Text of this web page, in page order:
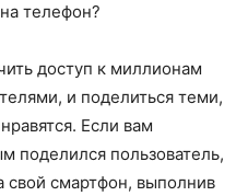
телефон?
доступ к миллионам
и поделиться теми,
Если вам
поделился пользователь,
свой смартфон, выполнив